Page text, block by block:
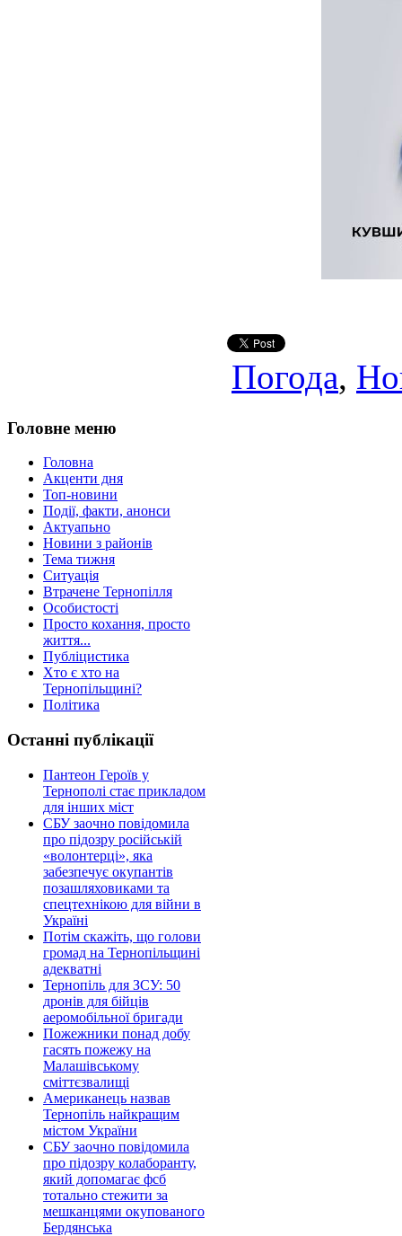
Погода,
Головне меню
Головна
Акценти дня
Топ-новини
Події, факти, анонси
Актуапьно
Новини з районів
Тема тижня
Ситуація
Втрачене Тернопілля
Особистості
Просто кохання, просто
життя...
Публіцистика
Хто є хто на
Тернопільщині?
Політика
Останні публікації
Пантеон Героїв у
Тернополі стає прикладом
для інших міст
СБУ заочно повідомила
про підозру російській
«волонтерці», яка
забезпечує окупантів
позашляховиками та
спецтехнікою для війни в
Україні
Потім скажіть, що голови
громад на Тернопільщині
адекватні
Тернопіль для ЗСУ: 50
дронів для бійців
аеромобільної бригади
Пожежники понад добу
гасять пожежу на
Малашівському
сміттєзвалищі
Американець назвав
Тернопіль найкращим
містом України
СБУ заочно повідомила
про підозру колаборанту,
який допомагає фсб
тотально стежити за
мешканцями окупованого
Бердянська